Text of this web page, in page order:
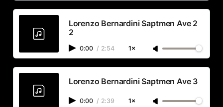
Lorenzo Bernardini Saptmen Ave 2
2
0:00 / 2:54 1×
Lorenzo Bernardini Saptmen Ave 3
0:00 / 2:39 1×